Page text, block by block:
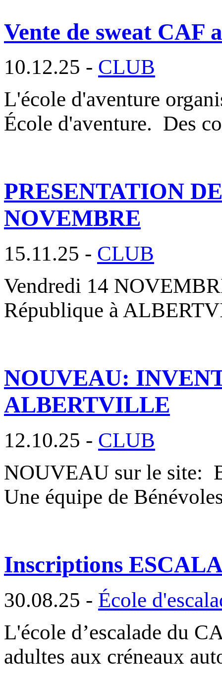
Vente de sweat CAF
10.12.25 - CLUB
L'école d'aventure
École d'aventure. Des
PRESENTATION
NOVEMBRE
15.11.25 - CLUB
Vendredi 14
République à
NOUVEAU:
ALBERTVILLE
12.10.25 - CLUB
NOUVEAU sur le site:
Une équipe de
Inscriptions
30.08.25 - École
L'école d’escalade du
adultes aux créneaux